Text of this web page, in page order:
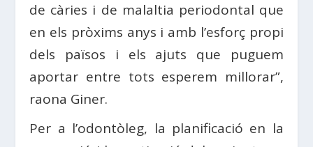
de càries i de malaltia periodontal que
en els pròxims anys i amb l’esforç propi
dels països i els ajuts que puguem
aportar entre tots esperem millorar”,
raona Giner.
Per a l’odontòleg, la planificació en la